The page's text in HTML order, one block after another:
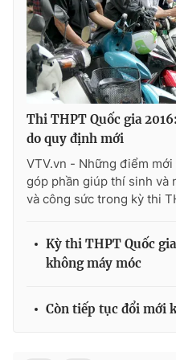
THỜI BÁO VTV
Cơ quan chủ quản:Đài Truyền
Giấy phép hoạt động báo in
cấp ngày 29/12/2023
Phó Tổng Biên tập:Nguyễn Thị
Thi THPT Quốc gia
do quy định mới
VTV.vn - Những điểm
góp phần giúp thí sinh và
và công sức trong kỳ thi
Kỳ thi THPT Quốc
không máy móc
Còn tiếp tục đổi mới